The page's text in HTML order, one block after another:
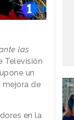
las
Televisión
un
mejora de
en la